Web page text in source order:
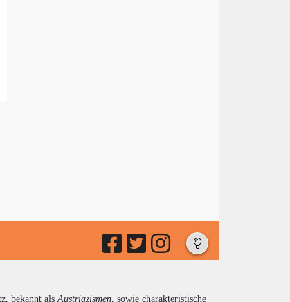
bekannt alsAustriazismen, sowie charakteristische